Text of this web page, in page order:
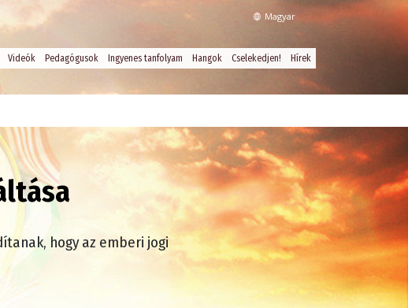
Magyar
Videók Pedagógusok Ingyenes tanfolyam Hangok Cselekedjen! Hírek
hogy az emberi jogi